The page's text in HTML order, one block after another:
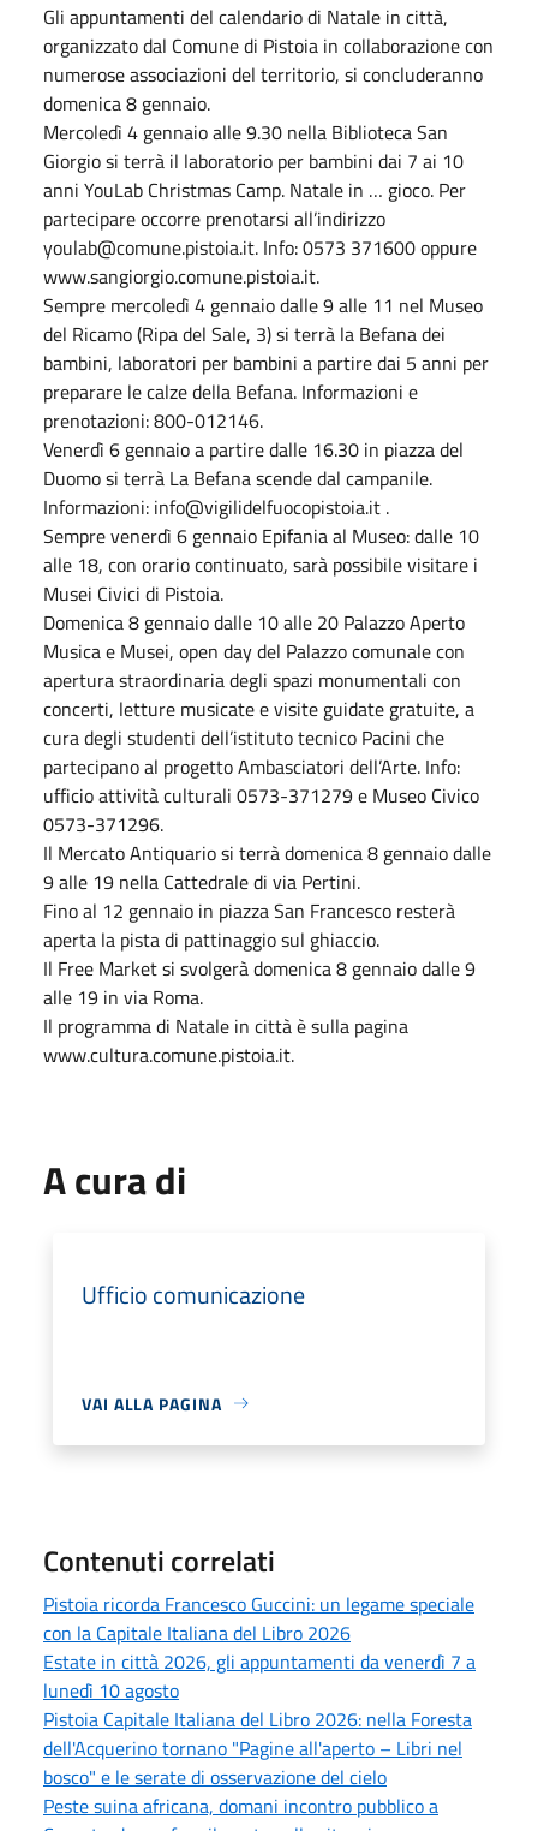
Gli appuntamenti del calendario di Natale in città,
organizzato dal Comune di Pistoia in collaborazione con
numerose associazioni del territorio, si concluderanno
domenica 8 gennaio.
Mercoledì 4 gennaio alle 9.30 nella Biblioteca San
Giorgio si terrà il laboratorio per bambini dai 7 ai 10
anni YouLab Christmas Camp. Natale in … gioco. Per
partecipare occorre prenotarsi all’indirizzo
youlab@comune.pistoia.it. Info: 0573 371600 oppure
www.sangiorgio.comune.pistoia.it.
Sempre mercoledì 4 gennaio dalle 9 alle 11 nel Museo
del Ricamo (Ripa del Sale, 3) si terrà la Befana dei
bambini, laboratori per bambini a partire dai 5 anni per
preparare le calze della Befana. Informazioni e
prenotazioni: 800-012146.
Venerdì 6 gennaio a partire dalle 16.30 in piazza del
Duomo si terrà La Befana scende dal campanile.
Informazioni: info@vigilidelfuocopistoia.it .
Sempre venerdì 6 gennaio Epifania al Museo: dalle 10
alle 18, con orario continuato, sarà possibile visitare i
Musei Civici di Pistoia.
Domenica 8 gennaio dalle 10 alle 20 Palazzo Aperto
Musica e Musei, open day del Palazzo comunale con
apertura straordinaria degli spazi monumentali con
concerti, letture musicate e visite guidate gratuite, a
cura degli studenti dell’istituto tecnico Pacini che
partecipano al progetto Ambasciatori dell’Arte. Info:
ufficio attività culturali 0573-371279 e Museo Civico
0573-371296.
Il Mercato Antiquario si terrà domenica 8 gennaio dalle
9 alle 19 nella Cattedrale di via Pertini.
Fino al 12 gennaio in piazza San Francesco resterà
aperta la pista di pattinaggio sul ghiaccio.
Il Free Market si svolgerà domenica 8 gennaio dalle 9
alle 19 in via Roma.
Il programma di Natale in città è sulla pagina
www.cultura.comune.pistoia.it.
A cura di
Ufficio comunicazione
VAI ALLA PAGINA
Contenuti correlati
Pistoia ricorda Francesco Guccini: un legame speciale
con la Capitale Italiana del Libro 2026
Estate in città 2026, gli appuntamenti da venerdì 7 a
lunedì 10 agosto
Pistoia Capitale Italiana del Libro 2026: nella Foresta
dell'Acquerino tornano "Pagine all'aperto – Libri nel
bosco" e le serate di osservazione del cielo
Peste suina africana, domani incontro pubblico a